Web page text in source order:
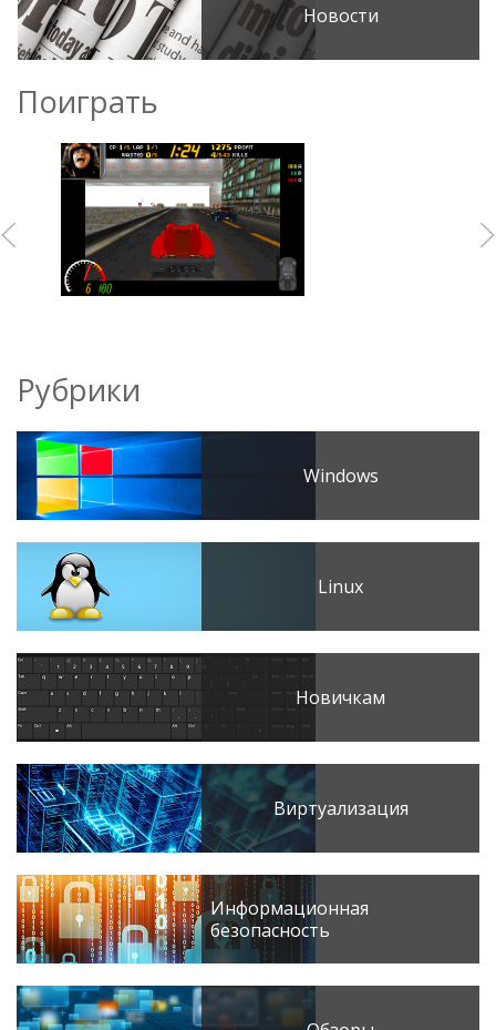
Новости
Поиграть
Рубрики
Windows
Linux
Новичкам
Виртуализация
Информационная
безопасность